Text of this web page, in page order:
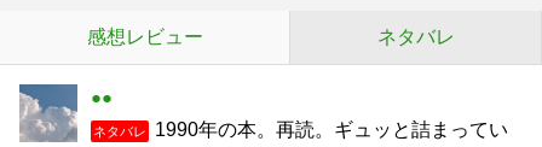
感想レビュー ネタバレ
●●
ネタバレ
1990年の本。再読。ギュッと詰まってい